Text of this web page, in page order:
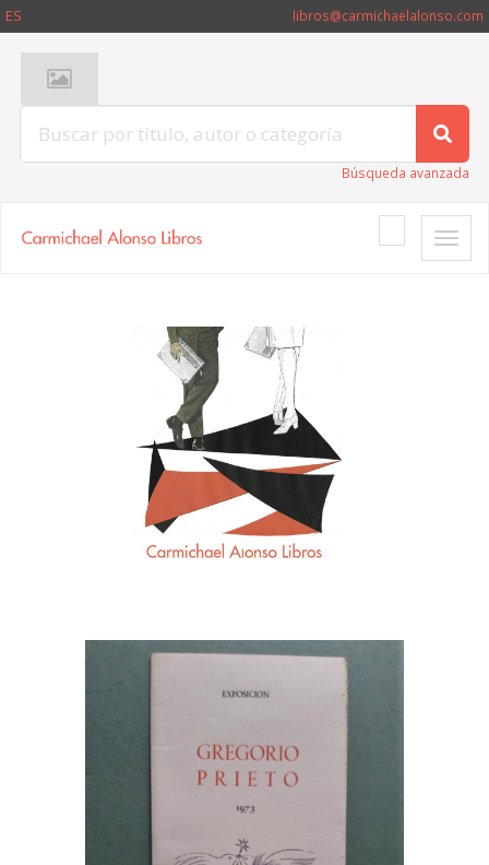
ES libros@carmichaelalonso.com
Búsqueda avanzada
Toggle